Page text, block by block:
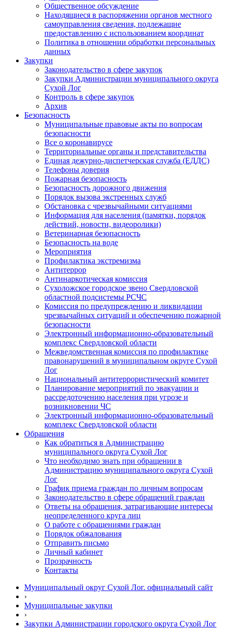
Общественное обсуждение
Находящиеся в распоряжении органов местного
самоуправления сведения, подлежащие
предоставлению с использованием координат
Политика в отношении обработки персональных
данных
Закупки
Законодательство в сфере закупок
Закупки Администрации муниципального округа
Сухой Лог
Контроль в сфере закупок
Архив
Безопасность
Муниципальные правовые акты по вопросам
безопасности
Все о коронавирусе
Территориальные органы и представительства
Единая дежурно-диспетчерская служба (ЕДДС)
Телефоны доверия
Пожарная безопасность
Безопасность дорожного движения
Порядок вызова экстренных служб
Обстановка с чрезвычайными ситуациями
Информация для населения (памятки, порядок
действий, новости, видеоролики)
Ветеринарная безопасность
Безопасность на воде
Мероприятия
Профилактика экстремизма
Антитеррор
Антинаркотическая комиссия
Сухоложское городское звено Свердловской
областной подсистемы РСЧС
Комиссия по предупреждению и ликвидации
чрезвычайных ситуаций и обеспечению пожарной
безопасности
Электронный информационно-образовательный
комплекс Cвердловской области
Межведомственная комиссия по профилактике
правонарушений в муниципальном округе Сухой
Лог
Национальный антитеррористический комитет
Планирование мероприятий по эвакуации и
рассредоточению населения при угрозе и
возникновении ЧС
Электронный информационно-образовательный
комплекс Свердловской области
Обращения
Как обратиться в Администрацию
муниципального округа Сухой Лог
Что необходимо знать при обращении в
Администрацию муниципального округа Сухой
Лог
График приема граждан по личным вопросам
Законодательство в сфере обращений граждан
Ответы на обращения, затрагивающие интересы
неопределенного круга лиц
О работе с обращениями граждан
Порядок обжалования
Отправить письмо
Личный кабинет
Прозрачность
Контакты
Муниципальный округ Сухой Лог. официальный сайт
›
Муниципальные закупки
›
Закупки Администрации городского округа Сухой Лог